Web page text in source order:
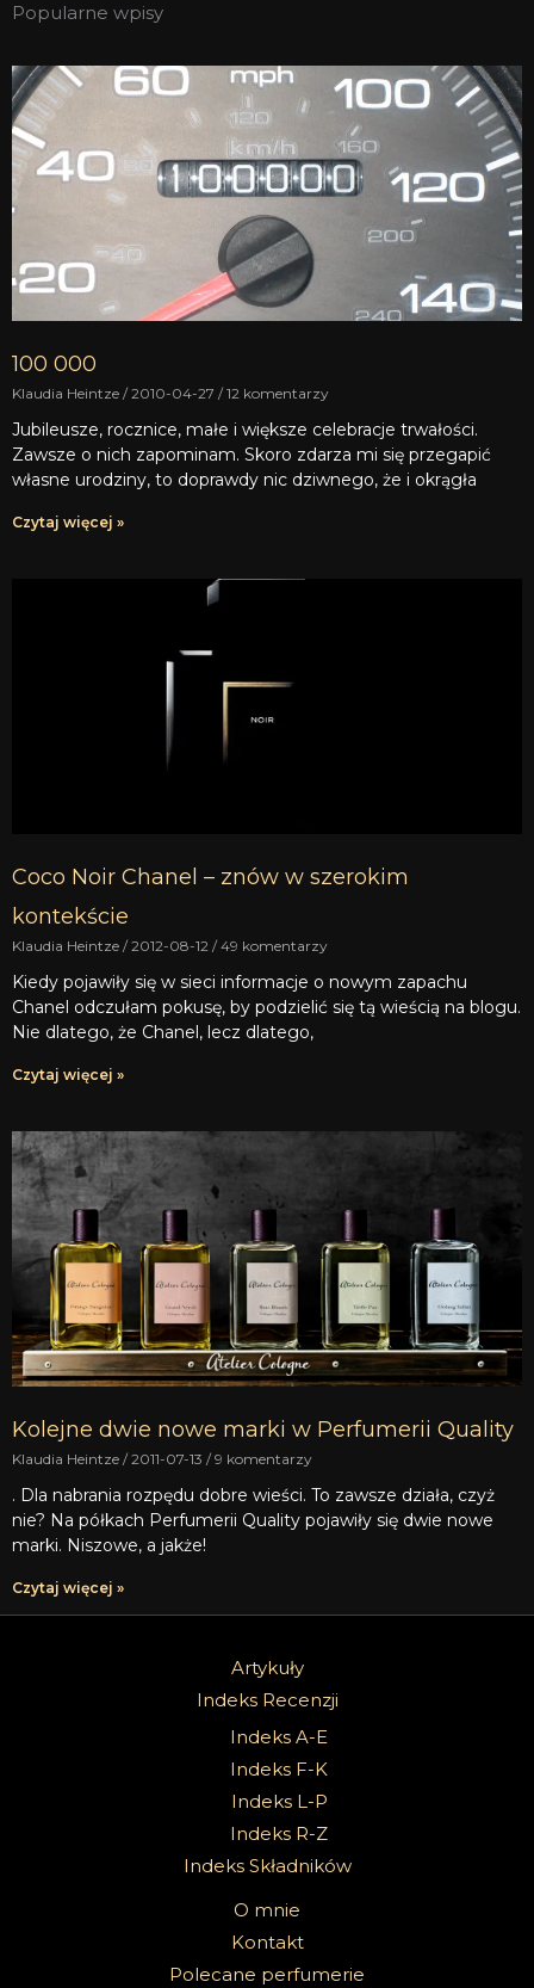
Popularne wpisy
100 000
Klaudia Heintze 2010-04-27 12 komentarzy
Jubileusze, rocznice, małe i większe celebracje trwałości.
Zawsze o nich zapominam. Skoro zdarza mi się przegapić
własne urodziny, to doprawdy nic dziwnego, że i okrągła
Czytaj więcej »
Coco Noir Chanel – znów w szerokim
kontekście
Klaudia Heintze 2012-08-12 49 komentarzy
Kiedy pojawiły się w sieci informacje o nowym zapachu
Chanel odczułam pokusę, by podzielić się tą wieścią na blogu.
Nie dlatego, że Chanel, lecz dlatego,
Czytaj więcej »
Kolejne dwie nowe marki w Perfumerii Quality
Klaudia Heintze 2011-07-13 9 komentarzy
. Dla nabrania rozpędu dobre wieści. To zawsze działa, czyż
nie? Na półkach Perfumerii Quality pojawiły się dwie nowe
marki. Niszowe, a jakże!
Czytaj więcej »
Artykuły
Indeks Recenzji
Indeks A-E
Indeks F-K
Indeks L-P
Indeks R-Z
Indeks Składników
O mnie
Kontakt
Polecane perfumerie